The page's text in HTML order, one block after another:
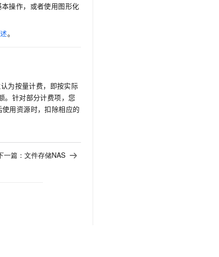
操作，或者使用图形化
。
为按量计费，即按实际
。针对部分计费项，您
用资源时，扣除相应的
一篇： 文件存储NAS